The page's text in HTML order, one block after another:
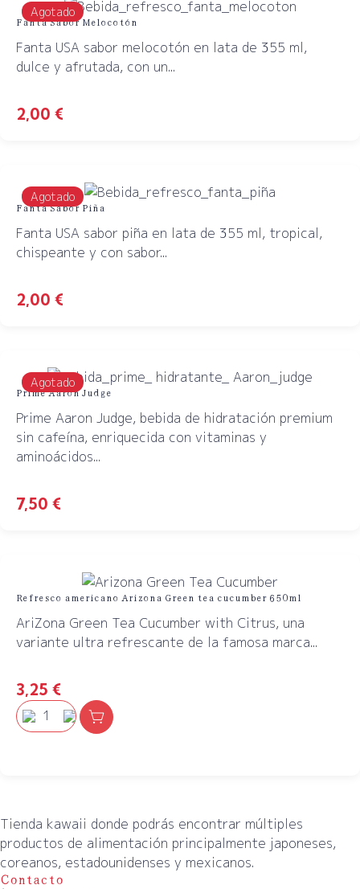
Agotado
Fanta Sabor Melocotón
Fanta USA sabor melocotón en lata de 355 ml,
dulce y afrutada, con un...
2,00 €
Agotado
Fanta Sabor Piña
Fanta USA sabor piña en lata de 355 ml, tropical,
chispeante y con sabor...
2,00 €
Agotado
Prime Aaron Judge
Prime Aaron Judge, bebida de hidratación premium
sin cafeína, enriquecida con vitaminas y
aminoácidos...
7,50 €
Refresco americano Arizona Green tea cucumber 650ml
AriZona Green Tea Cucumber with Citrus, una
variante ultra refrescante de la famosa marca...
3,25 €
Tienda kawaii donde podrás encontrar múltiples
productos de alimentación principalmente japoneses,
coreanos, estadounidenses y mexicanos.
Contacto